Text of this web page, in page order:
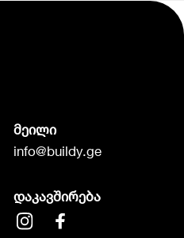
მეილი
info@buildy.ge
დაკავშირება